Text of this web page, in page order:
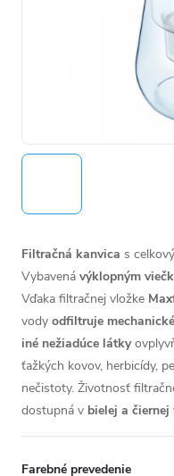
Filtračná kanvica s
Vybavená výklopným
Vďaka filtračnej vložke
vody odfiltruje
iné nežiadúce látky
ťažkých kovov, herbicídy,
nečistoty. Životnosť
dostupná v bielej a čiernej
Farebné prevedenie